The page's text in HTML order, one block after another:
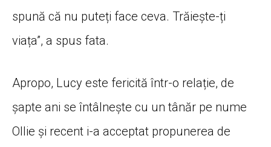
spună că nu puteți face ceva. Trăiește-ți
viața”, a spus fata.
Apropo, Lucy este fericită într-o relație, de
șapte ani se întâlnește cu un tânăr pe nume
Ollie și recent i-a acceptat propunerea de